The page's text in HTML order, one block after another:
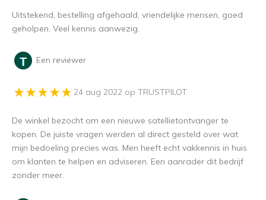
Uitstekend, bestelling afgehaald, vriendelijke mensen, goed
geholpen. Veel kennis aanwezig.
Een reviewer
24 aug 2022 op TRUSTPILOT
De winkel bezocht om een nieuwe satellietontvanger te
kopen. De juiste vragen werden al direct gesteld over wat
mijn bedoeling precies was. Men heeft echt vakkennis in huis
om klanten te helpen en adviseren. Een aanrader dit bedrijf
zonder meer.